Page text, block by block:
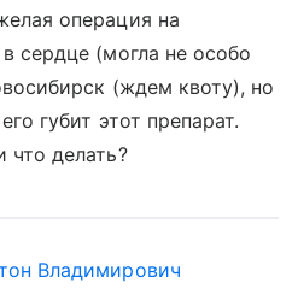
операция на
сердце (могла не особо
(ждем квоту), но
губит этот препарат.
что делать?
Владимирович